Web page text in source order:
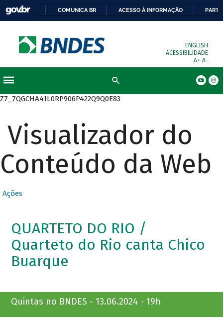
COMUNICA BR ACESSO À INFORMAÇÃO
ENGLISH
ACESSIBILIDADE
A+ A-
Z7_7QGCHA41L0RP906P422Q9Q0E83
Visualizador do
Conteúdo da Web
Ações
QUARTETO DO RIO /
Quarteto do Rio canta Chico
Buarque
Quintas no BNDES - 13.06.2024 - 19h